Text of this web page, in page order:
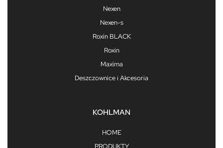
Nexen
Nexen-s
Roxin BLACK
Roxin
Maxima
Deszczownice i Akcesoria
KOHLMAN
HOME
PRODUKTY